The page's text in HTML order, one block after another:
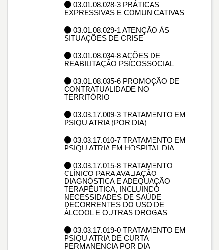
03.01.08.028-3 PRÁTICAS
EXPRESSIVAS E COMUNICATIVAS
03.01.08.029-1 ATENÇÃO ÀS
SITUAÇÕES DE CRISE
03.01.08.034-8 AÇÕES DE
REABILITAÇÃO PSICOSSOCIAL
03.01.08.035-6 PROMOÇÃO DE
CONTRATUALIDADE NO
TERRITÓRIO
03.03.17.009-3 TRATAMENTO EM
PSIQUIATRIA (POR DIA)
03.03.17.010-7 TRATAMENTO EM
PSIQUIATRIA EM HOSPITAL DIA
03.03.17.015-8 TRATAMENTO
CLÍNICO PARA AVALIAÇÃO
DIAGNÓSTICA E ADEQUAÇÃO
TERAPÊUTICA, INCLUINDO
NECESSIDADES DE SAÚDE
DECORRENTES DO USO DE
ÁLCOOL E OUTRAS DROGAS
03.03.17.019-0 TRATAMENTO EM
PSIQUIATRIA DE CURTA
PERMANENCIA POR DIA